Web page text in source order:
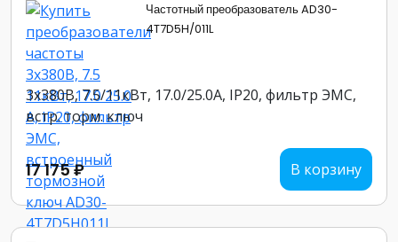
Частотный преобразователь AD30-
4T7D5H/011L
3х380В, 7.5/11кВт, 17.0/25.0А, IP20, фильтр ЭМС,
встр. торм. ключ
17 175 ₽ В корзину